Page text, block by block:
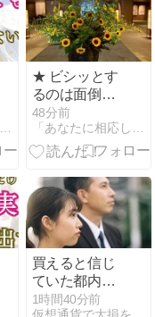
文章が苦手でも申し込まれるステップメールが作れるブログ
★ ビシッとす
るのは面倒？
それ逆よ。
48分前
「あなたに相応しくない服と人生は捨てておしまいなさい！」
買えると信じ
ていた都内マ
イホーム、理
1時間40分前